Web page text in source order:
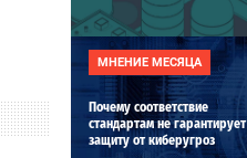
МНЕНИЕ МЕСЯЦА
Почему соответствие
стандартам не гарантирует
защиту от киберугроз